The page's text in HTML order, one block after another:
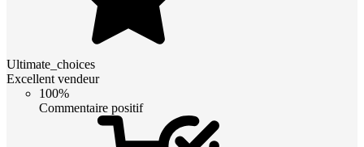
Ultimate_choices
Excellent vendeur
100%
Commentaire positif